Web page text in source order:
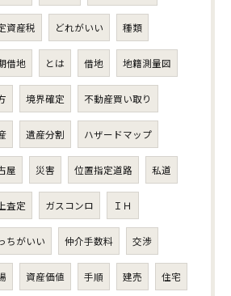
資産税 どれがいい 種類
借地 とは 借地 地籍測量図
境界確定 不動産買い取り
遺産分割 ハザードマップ
屋 災害 位置指定道路 私道
査定 ガスコンロ ＩＨ
ちがいい 仲介手数料 交渉
資産価値 手順 建売 住宅